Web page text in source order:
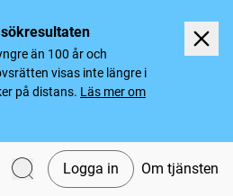
än 100 år och
visas inte längre i
på distans. Läs mer om
Logga in Om tjänsten